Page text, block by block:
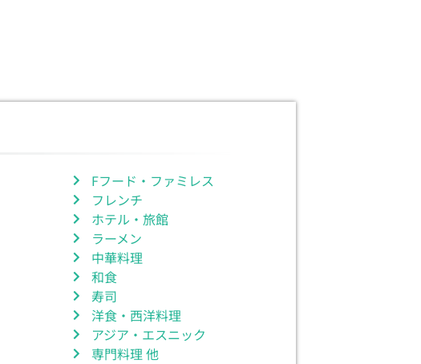
Fフード・ファミレス
フレンチ
ホテル・旅館
ラーメン
中華料理
和食
寿司
洋食・西洋料理
アジア・エスニック
専門料理 他